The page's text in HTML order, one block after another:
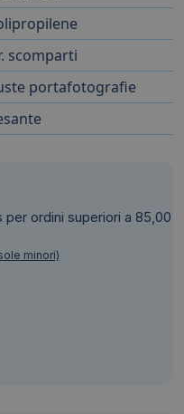
scomparti
portafotografie
ordini superiori a 85,00
minori)